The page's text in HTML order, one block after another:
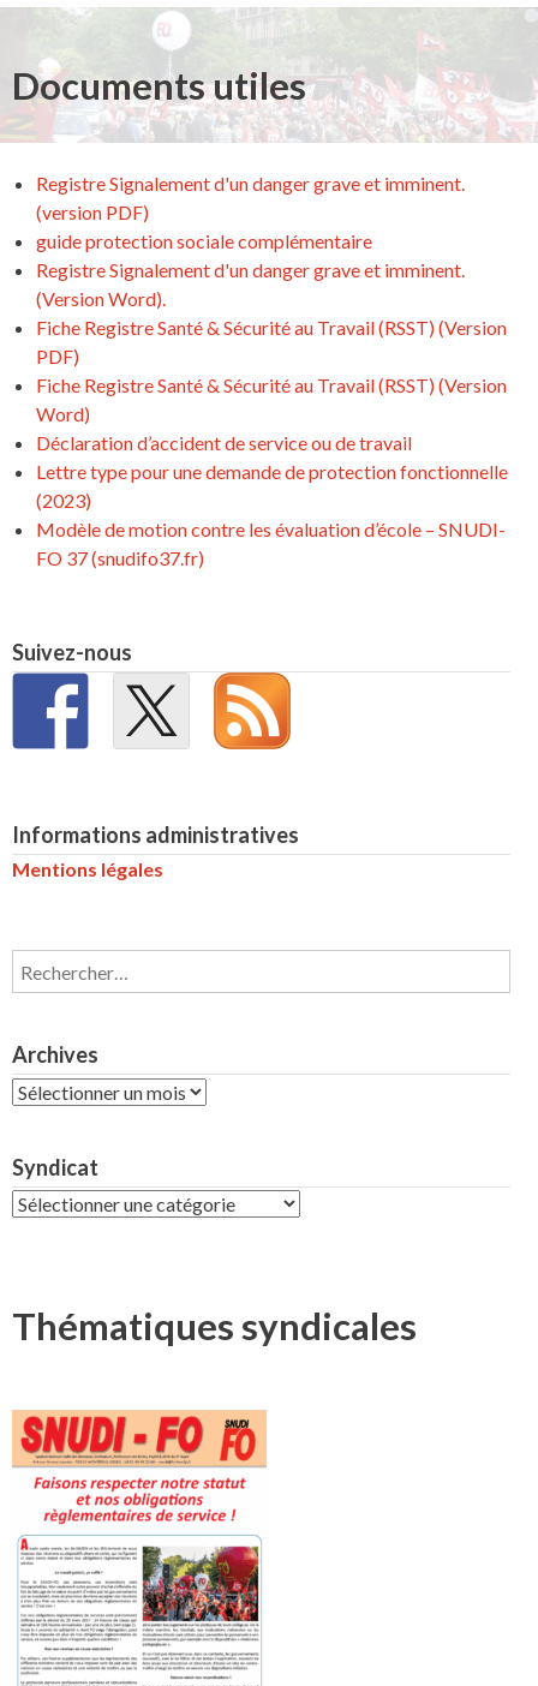
Documents utiles
Registre Signalement d'un danger grave et imminent.
(version PDF)
guide protection sociale complémentaire
Registre Signalement d'un danger grave et imminent.
(Version Word).
Fiche Registre Santé & Sécurité au Travail (RSST) (Version
PDF)
Fiche Registre Santé & Sécurité au Travail (RSST) (Version
Word)
Déclaration d’accident de service ou de travail
Lettre type pour une demande de protection fonctionnelle
(2023)
Modèle de motion contre les évaluation d’école – SNUDI-
FO 37 (snudifo37.fr)
Suivez-nous
Informations administratives
Mentions légales
Rechercher :
Archives
Archives
Syndicat
Syndicat
Thématiques syndicales